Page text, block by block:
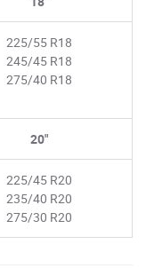
225/55 R18
245/45 R18
275/40 R18
20"
225/45 R20
235/40 R20
275/30 R20